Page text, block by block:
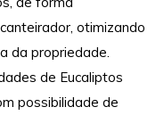
otimizando
da propriedade.
de Eucaliptos
possibilidade de